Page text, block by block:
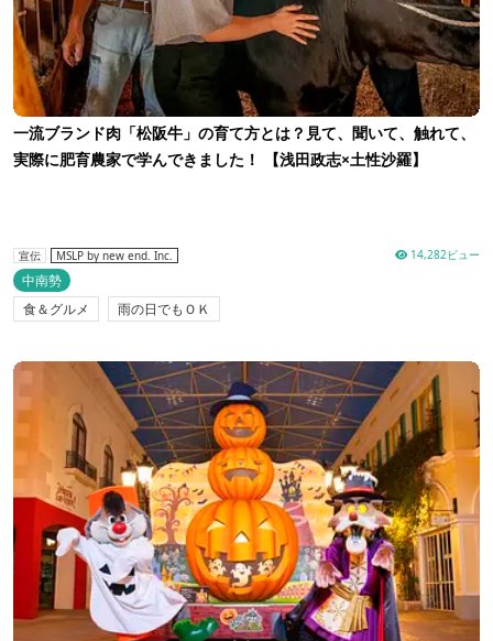
一流ブランド肉「松阪牛」の育て方とは？見て、聞いて、触れて、
実際に肥育農家で学んできました！ 【浅田政志×土性沙羅】
宣伝 MSLP by new end. Inc. 14,282ビュー
中南勢
食＆グルメ
雨の日でもＯＫ